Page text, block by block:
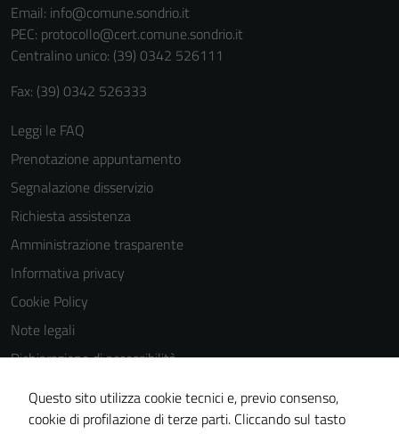
Email: info@comune.sondrio.it
PEC: protocollo@cert.comune.sondrio.it
Centralino unico: (39) 0342 526111
Fax: (39) 0342 526333
Leggi le FAQ
Prenotazione appuntamento
Segnalazione disservizio
Richiesta assistenza
Amministrazione trasparente
Informativa privacy
Cookie Policy
Note legali
Dichiarazione di accessibilità
Dichiarazione di accessibilità Servizi
Whistleblowing
Questo sito utilizza cookie tecnici e, previo consenso,
cookie di profilazione di terze parti. Cliccando sul tasto
personali.